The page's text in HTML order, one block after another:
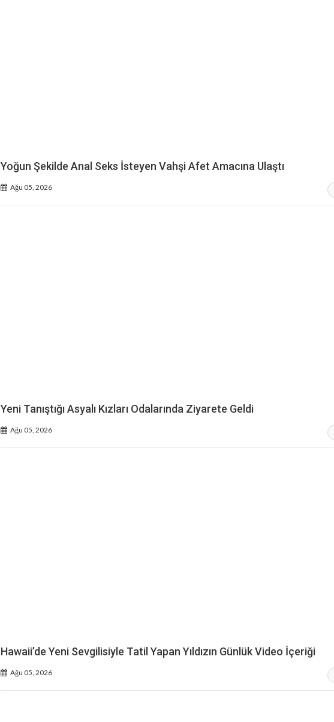
Yoğun Şekilde Anal Seks İsteyen Vahşi Afet Amacına Ulaştı
Ağu 05, 2026
Yeni Tanıştığı Asyalı Kızları Odalarında Ziyarete Geldi
Ağu 05, 2026
Hawaii’de Yeni Sevgilisiyle Tatil Yapan Yıldızın Günlük Video İçeriği
Ağu 05, 2026